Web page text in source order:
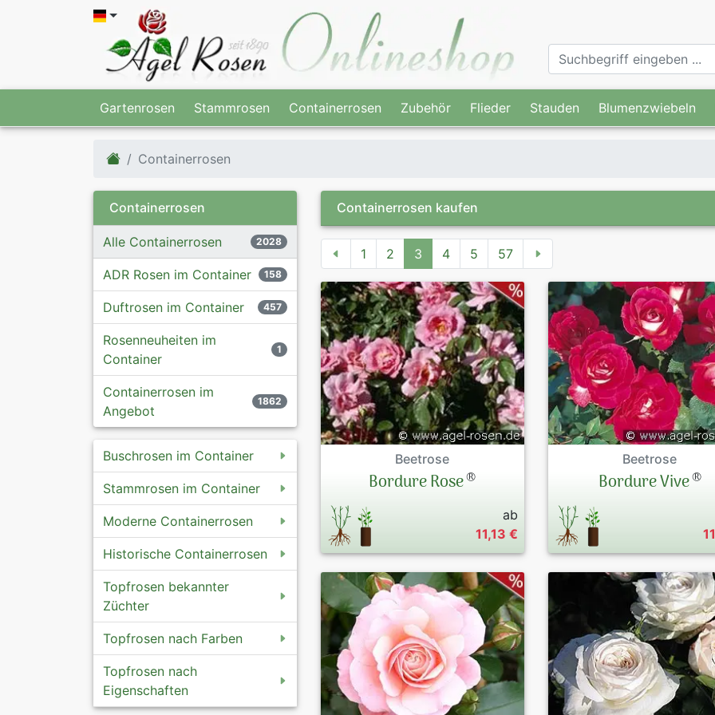
Gartenrosen Stammrosen Containerrosen Zubehör Flieder Stauden Blumenzwiebeln
Containerrosen
Containerrosen
Alle Containerrosen 2028
ADR Rosen im Container 158
Duftrosen im Container 457
Rosenneuheiten im
Container
1
Containerrosen im
Angebot
1862
Buschrosen im Container
Stammrosen im Container
Moderne Containerrosen
Historische Containerrosen
Topfrosen bekannter
Züchter
Topfrosen nach Farben
Topfrosen nach
Eigenschaften
Containerrosen kaufen
1 2 3 4 5 57
Beetrose
Bordure Rose®
ab
11,13 €
Beetrose
Bordure Vive®